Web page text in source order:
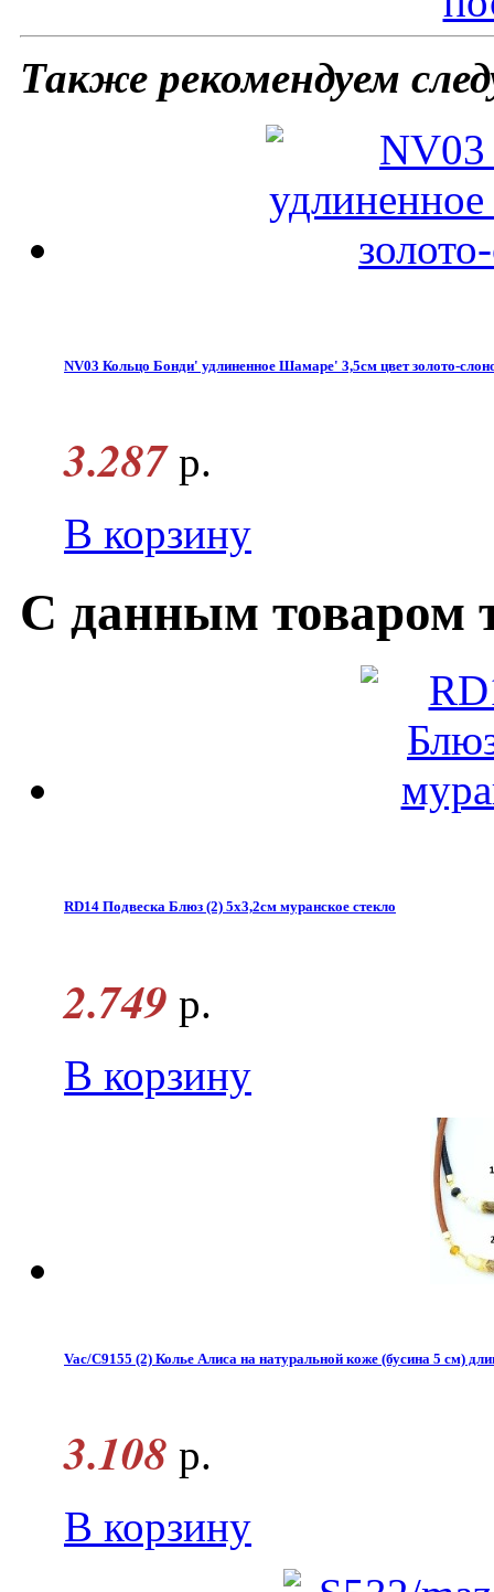
Также рекомендуем
NV03 Кольцо Бонди' удлиненное Шамаре' 3,5см цвет золото-
3.287р.
В корзину
С данным товаром
RD14 Подвеска Блюз (2) 5х3,2см муранское стекло
2.749 р.
В корзину
Vac/С9155 (2) Колье Алиса на натуральной коже (бусина 5 см)
3.108 р.
В корзину